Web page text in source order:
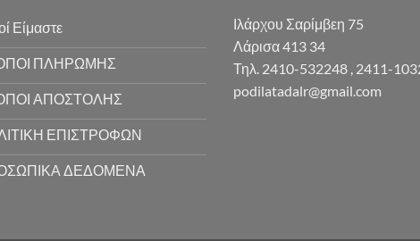
Είμαστε
ΠΛΗΡΩΜΗΣ
ΑΠΟΣΤΟΛΗΣ
ΕΠΙΣΤΡΟΦΩΝ
ΔΕΔΟΜΕΝΑ
Ιλάρχου Σαρίμβεη 75
Λάρισα 413 34
Τηλ. 2410-532248 , 2411-
podilatadalr@gmail.com